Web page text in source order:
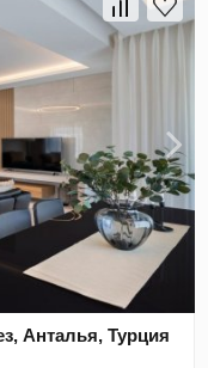
Анталья, Турция